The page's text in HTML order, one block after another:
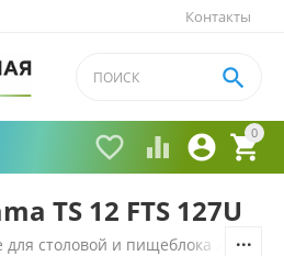
Контакты
0


 

TS 12 FTS 127U
для столовой и пищеблока